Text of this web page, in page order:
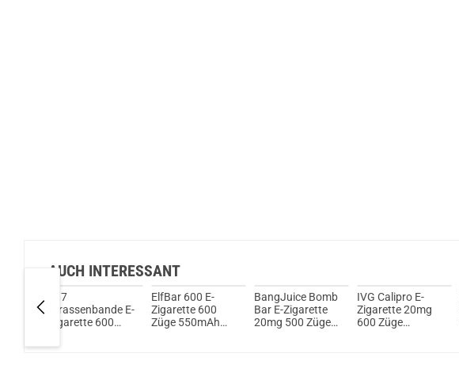
AUCH INTERESSANT
187
Strassenbande E-
Zigarette 600
Zafari - Maxwell
ElfBar 600 E-
Zigarette 600
Züge 550mAh
BangJuice Bomb
Bar E-Zigarette
20mg 500 Züge
IVG Calipro E-
Zigarette 20mg
600 Züge